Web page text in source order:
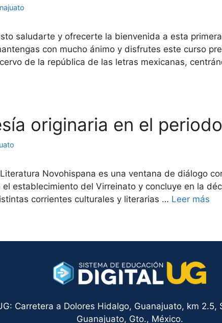
saludarte y ofrecerte la bienvenida a esta
con mucho ánimo y disfrutes este curso
de la república de las letras mexicanas,
originaria en el
Novohispana es una ventana de diálogo
establecimiento del Virreinato y concluye en la
corrientes culturales y literarias … Leer más
Carretera a Dolores Hidalgo, Guanajuato, km 2.5,
Guanajuato, Gto., México.